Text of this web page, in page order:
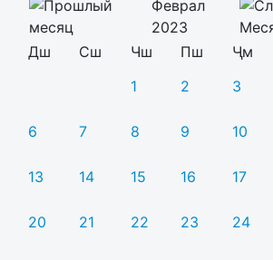
Феврал
2023
Дш
Сш Чш Пш Ҷм
1
2 3
6 7 8 9 10
13 14 15 16 17
20 21 22 23 24